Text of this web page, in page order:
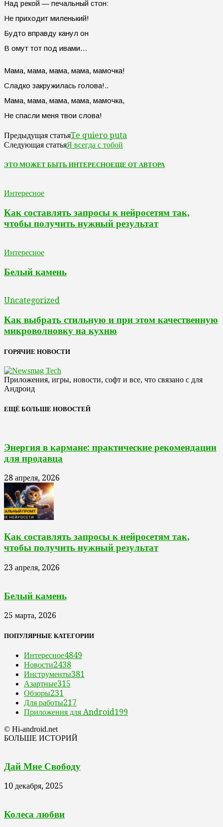
Над рекой — печальный стон:
Не приходит миленький!
Будто вправду канул он
В омут тот под ивами…
Мама, мама, мама, мама, мамочка!
Сладко закружилась голова!..
Мама, мама, мама, мама, мамочка,
Не спасли меня твои слова!
Предыдущая статьяTe quiero puta
Следующая статьяЯ всегда с тобой
ЭТО МОЖЕТ БЫТЬ ИНТЕРЕСНОЕЩЕ ОТ АВТОРА
Интересное
Как составлять запросы к нейросетям так,
чтобы получить нужный результат
Интересное
Белый камень
Uncategorized
Как выбрать стильную и при этом качественную
микроволновку на кухню
ГОРЯЧИЕ НОВОСТИ
Приложения, игры, новости, софт и все, что связано с для
Андроид
ЕЩЁ БОЛЬШЕ НОВОСТЕЙ
Энергия в кармане: практические рекомендации
для продавца
28 апреля, 2026
Как составлять запросы к нейросетям так,
чтобы получить нужный результат
23 апреля, 2026
Белый камень
25 марта, 2026
ПОПУЛЯРНЫЕ КАТЕГОРИИ
Интересное4849
Новости2438
Инструменты381
Азартные315
Обзоры231
Для работы217
Приложения для Android199
© Hi-android.net
БОЛЬШЕ ИСТОРИЙ
Дай Мне Свободу
10 декабря, 2025
Колеса любви